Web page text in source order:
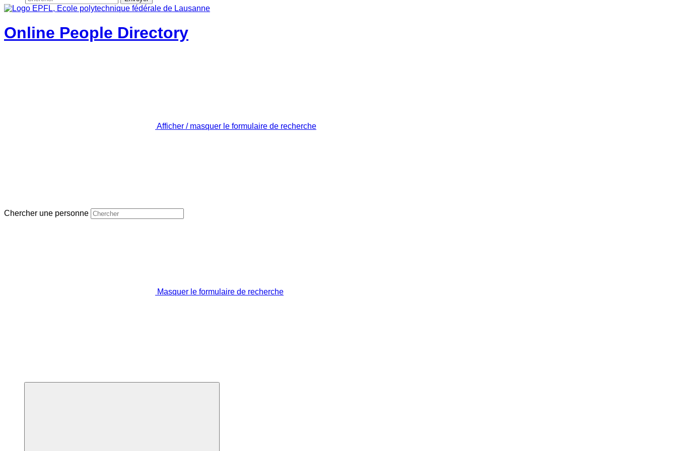
Online People Directory
Afficher / masquer le formulaire de recherche
Chercher une personne
Masquer le formulaire de recherche